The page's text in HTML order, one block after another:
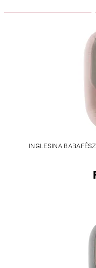
INGLESINA